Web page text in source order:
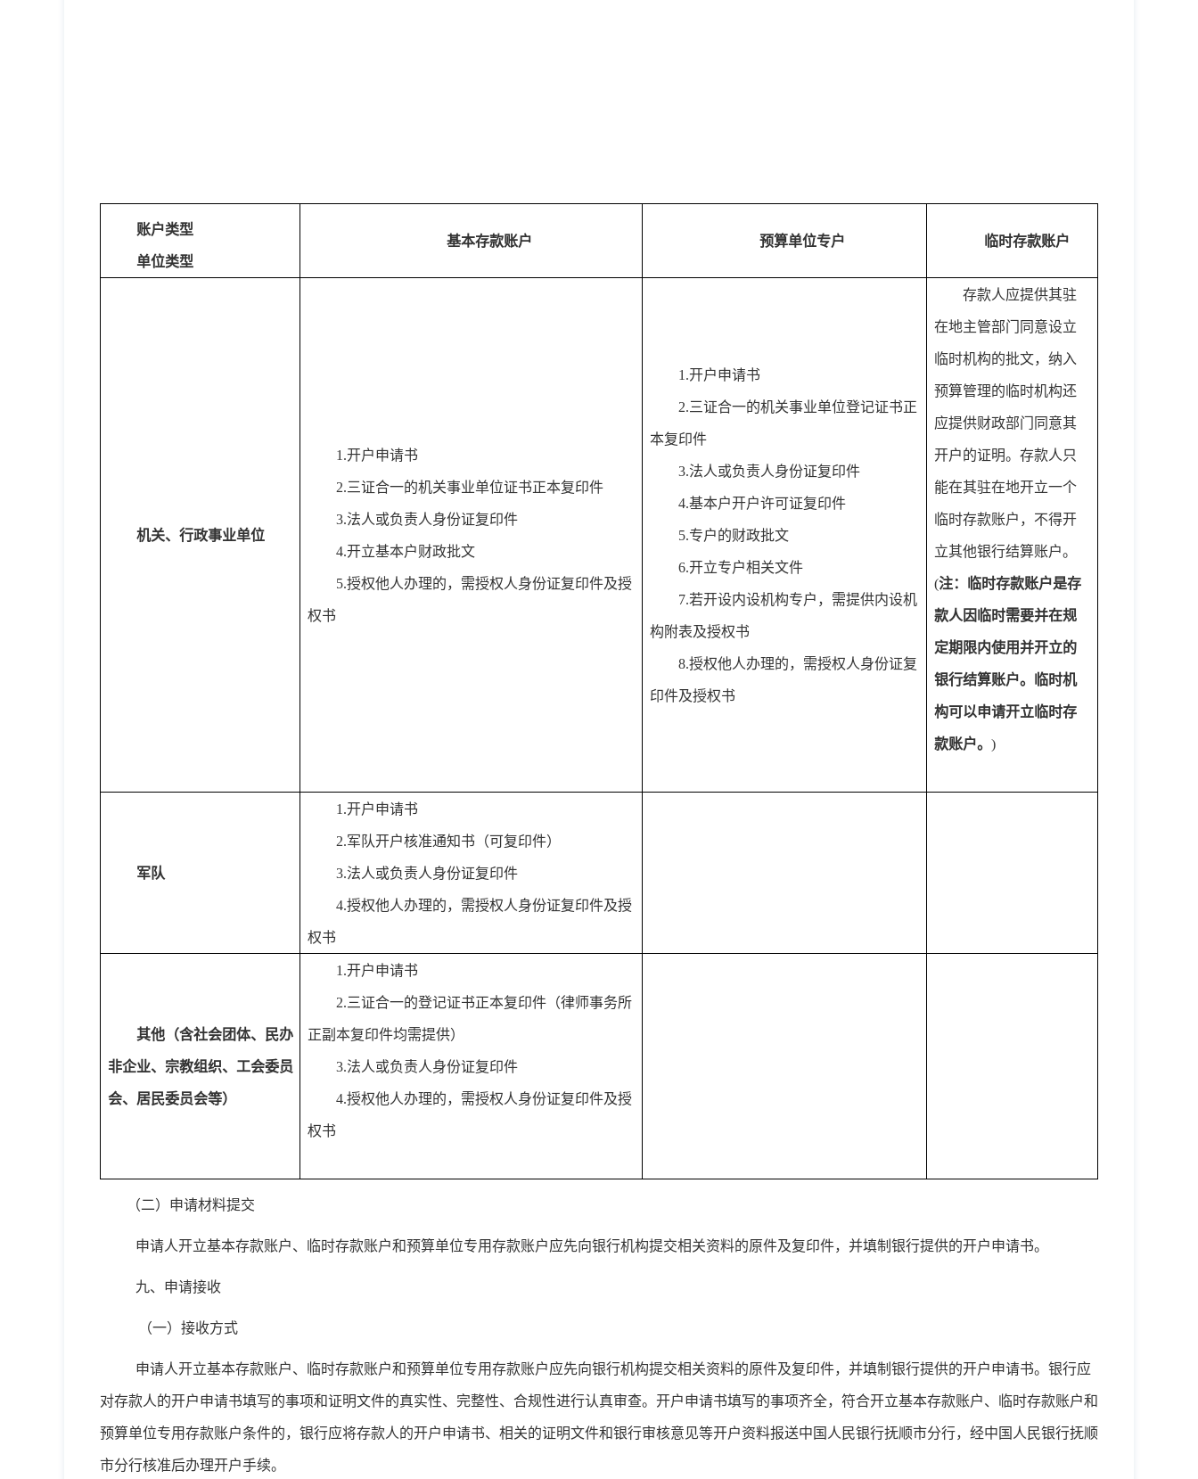
账户类型
单位类型
基本存款账户 预算单位专户 临时存款账户
机关、行政事业单位
1.开户申请书
2.三证合一的机关事业单位证书正本复印件
3.法人或负责人身份证复印件
4.开立基本户财政批文
5.授权他人办理的，需授权人身份证复印件及授
权书
1.开户申请书
2.三证合一的机关事业单位登记证书正
本复印件
3.法人或负责人身份证复印件
4.基本户开户许可证复印件
5.专户的财政批文
6.开立专户相关文件
7.若开设内设机构专户，需提供内设机
构附表及授权书
8.授权他人办理的，需授权人身份证复
印件及授权书
存款人应提供其驻
在地主管部门同意设立
临时机构的批文，纳入
预算管理的临时机构还
应提供财政部门同意其
开户的证明。存款人只
能在其驻在地开立一个
临时存款账户，不得开
立其他银行结算账户。
(注：临时存款账户是存
款人因临时需要并在规
定期限内使用并开立的
银行结算账户。临时机
构可以申请开立临时存
款账户。 )
军队
1.开户申请书
2.军队开户核准通知书（可复印件）
3.法人或负责人身份证复印件
4.授权他人办理的，需授权人身份证复印件及授
权书
其他（含社会团体、民办
非企业、宗教组织、工会委员
会、居民委员会等）
1.开户申请书
2.三证合一的登记证书正本复印件（律师事务所
正副本复印件均需提供）
3.法人或负责人身份证复印件
4.授权他人办理的，需授权人身份证复印件及授
权书
（二）申请材料提交
申请人开立基本存款账户、临时存款账户和预算单位专用存款账户应先向银行机构提交相关资料的原件及复印件，并填制银行提供的开户申请书。
九、申请接收
（一）接收方式
申请人开立基本存款账户、临时存款账户和预算单位专用存款账户应先向银行机构提交相关资料的原件及复印件，并填制银行提供的开户申请书。银行应
对存款人的开户申请书填写的事项和证明文件的真实性、完整性、合规性进行认真审查。开户申请书填写的事项齐全，符合开立基本存款账户、临时存款账户和
预算单位专用存款账户条件的，银行应将存款人的开户申请书、相关的证明文件和银行审核意见等开户资料报送中国人民银行抚顺市分行，经中国人民银行抚顺
市分行核准后办理开户手续。